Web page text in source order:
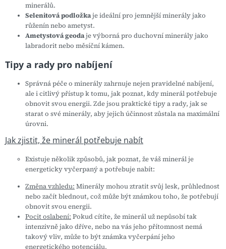
minerálů.
Selenitová podložkaje ideální pro jemnější minerály jako
růženín nebo ametyst.
Ametystová geodaje výborná pro duchovní minerály jako
labradorit nebo měsíční kámen.
Tipy a rady pro nabíjení
Správná péče o minerály zahrnuje nejen pravidelné nabíjení,
ale i citlivý přístup k tomu, jak poznat, kdy minerál potřebuje
obnovit svou energii. Zde jsou praktické tipy a rady, jak se
starat o své minerály, aby jejich účinnost zůstala na maximální
úrovni.
Jak zjistit, že minerál potřebuje nabít
Existuje několik způsobů, jak poznat, že váš minerál je
energeticky vyčerpaný a potřebuje nabít:
Změna vzhledu: Minerály mohou ztratit svůj lesk, průhlednost
nebo začít blednout, což může být známkou toho, že potřebují
obnovit svou energii.
Pocit oslabení: Pokud cítíte, že minerál už nepůsobí tak
intenzivně jako dříve, nebo na vás jeho přítomnost nemá
takový vliv, může to být známka vyčerpání jeho
energetického potenciálu.